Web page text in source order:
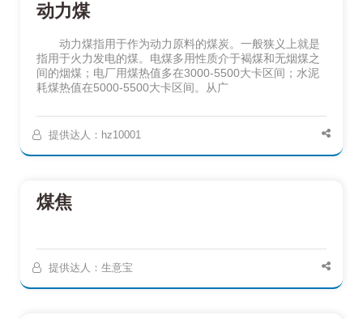
动力煤
动力煤指用于作为动力原料的煤炭。一般狭义上就是
指用于火力发电的煤。电煤多用性质介于褐煤和无烟煤之
间的烟煤；电厂用煤热值多在3000-5500大卡区间；水泥
耗煤热值在5000-5500大卡区间。从广
提供达人：hz10001
煤焦
提供达人：生意宝